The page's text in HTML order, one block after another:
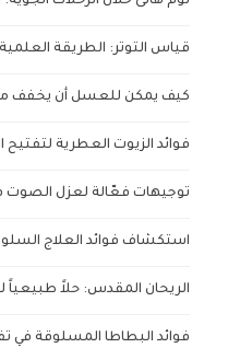
قياس التوتر: الطريقة
كيف يمكن للعسل أن يخفف من
فوائد الزيوت العطرية
توجيهات فعّالة لعزل الصوت
استكشاف فوائد العلاج
الريحان المقدس: حلاً طبيعياً
فوائد البطاطا المسلوقة في